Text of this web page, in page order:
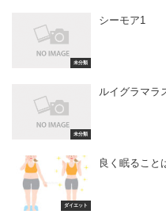
未分類
シーモア1
未分類
ルイグラマラ
ダイエット
良く眠ること